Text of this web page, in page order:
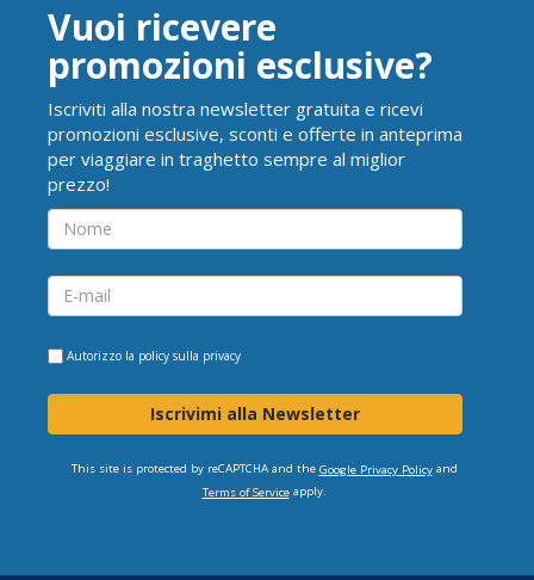
Vuoi ricevere
promozioni esclusive?
Iscriviti alla nostra newsletter gratuita e ricevi
promozioni esclusive, sconti e offerte in anteprima
per viaggiare in traghetto sempre al miglior
prezzo!
Autorizzo la policy sulla privacy
Iscrivimi alla Newsletter
This site is protected by reCAPTCHA and the Google Privacy Policyand
Terms of Serviceapply.